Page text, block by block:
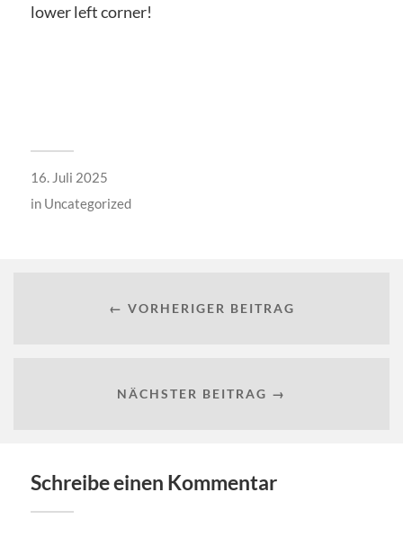
lower left corner!
16. Juli 2025
in Uncategorized
← VORHERIGER BEITRAG
NÄCHSTER BEITRAG →
Schreibe einen Kommentar